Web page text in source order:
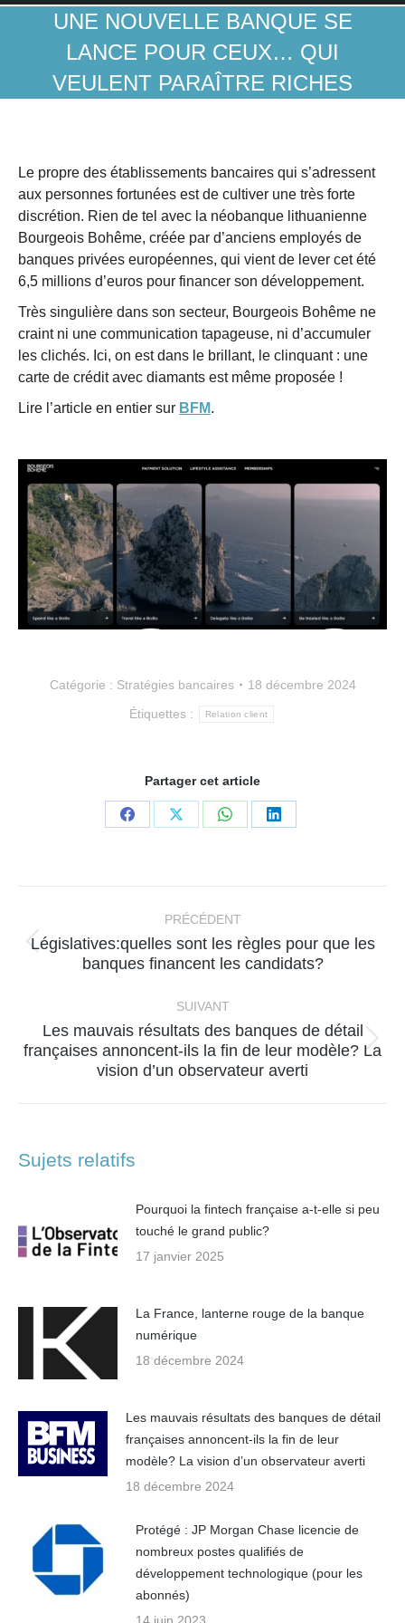
UNE NOUVELLE BANQUE SE
LANCE POUR CEUX… QUI
VEULENT PARAÎTRE RICHES
Le propre des établissements bancaires qui s’adressent
aux personnes fortunées est de cultiver une très forte
discrétion. Rien de tel avec la néobanque lithuanienne
Bourgeois Bohême, créée par d’anciens employés de
banques privées européennes, qui vient de lever cet été
6,5 millions d’euros pour financer son développement.
Très singulière dans son secteur, Bourgeois Bohême ne
craint ni une communication tapageuse, ni d’accumuler
les clichés. Ici, on est dans le brillant, le clinquant : une
carte de crédit avec diamants est même proposée !
Lire l’article en entier sur BFM.
Catégorie : Stratégies bancaires 18 décembre 2024
Étiquettes : Relation client
Partager cet article
PartagerPartagerPartagerPartager
PRÉCÉDENT
Article
précédent
Législatives:quelles sont les règles pour que les
banques financent les candidats?
SUIVANT
Article
suivant
Les mauvais résultats des banques de détail
françaises annoncent-ils la fin de leur modèle? La
vision d’un observateur averti
Sujets relatifs
Pourquoi la fintech française a-t-elle si peu
touché le grand public?
17 janvier 2025
La France, lanterne rouge de la banque
numérique
18 décembre 2024
Les mauvais résultats des banques de détail
françaises annoncent-ils la fin de leur
modèle? La vision d’un observateur averti
18 décembre 2024
Protégé : JP Morgan Chase licencie de
nombreux postes qualifiés de
développement technologique (pour les
abonnés)
14 juin 2023